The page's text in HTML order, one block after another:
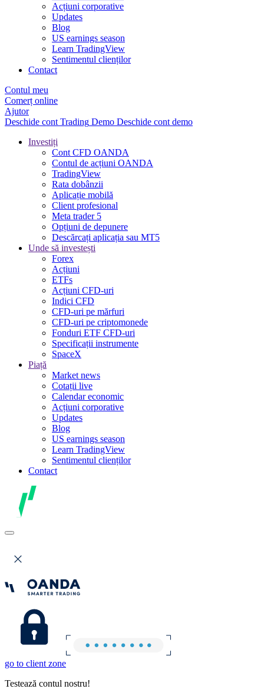
Acțiuni corporative
Updates
Blog
US earnings season
Learn TradingView
Sentimentul clienților
Contact
Contul meu
Comerț online
Ajutor
Deschide cont Trading Demo Deschide cont demo
Investiți
Cont CFD OANDA
Contul de acțiuni OANDA
TradingView
Rata dobânzii
Aplicație mobilă
Client profesional
Meta trader 5
Opțiuni de depunere
Descărcați aplicația sau MT5
Unde să investești
Forex
Acțiuni
ETFs
Acțiuni CFD-uri
Indici CFD
CFD-uri pe mărfuri
CFD-uri pe criptomonede
Fonduri ETF CFD-uri
Specificații instrumente
SpaceX
Piață
Market news
Cotații live
Calendar economic
Acțiuni corporative
Updates
Blog
US earnings season
Learn TradingView
Sentimentul clienților
Contact
go to client zone
Testează contul nostru!